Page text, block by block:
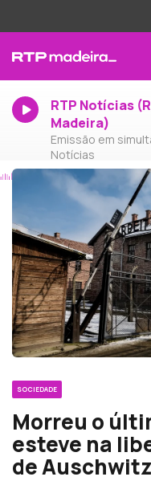
RTP Notícias
Madeira)
Emissão em
Notícias
SOCIEDADE
Morreu o
esteve na
de Auschwitz